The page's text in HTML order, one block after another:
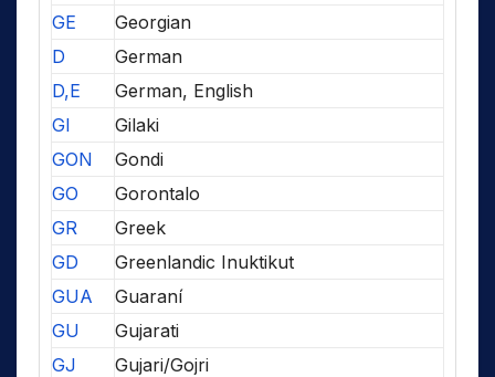
GE
Georgian
D
German
D,E
German, English
GI
Gilaki
GON
Gondi
GO
Gorontalo
GR
Greek
GD
Greenlandic Inuktikut
GUA
Guaraní
GU
Gujarati
GJ
Gujari/Gojri